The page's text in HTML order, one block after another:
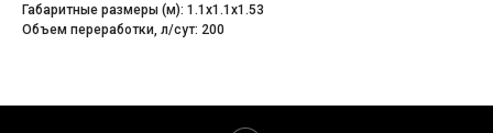
Габаритные размеры (м): 1.1х1.1х1.53
Объем переработки, л/сут: 200